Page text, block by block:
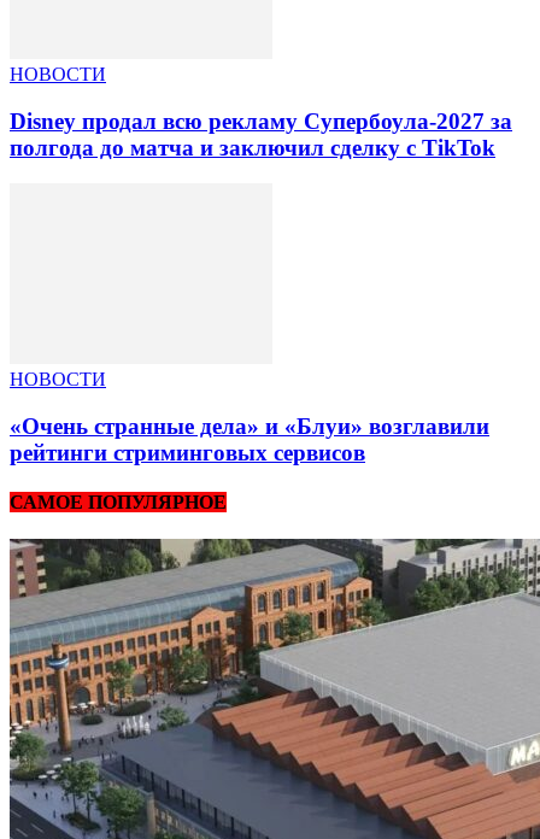
НОВОСТИ
Disney продал всю рекламу Супербоула-2027 за
полгода до матча и заключил сделку с TikTok
НОВОСТИ
«Очень странные дела» и «Блуи» возглавили
рейтинги стриминговых сервисов
САМОЕ ПОПУЛЯРНОЕ